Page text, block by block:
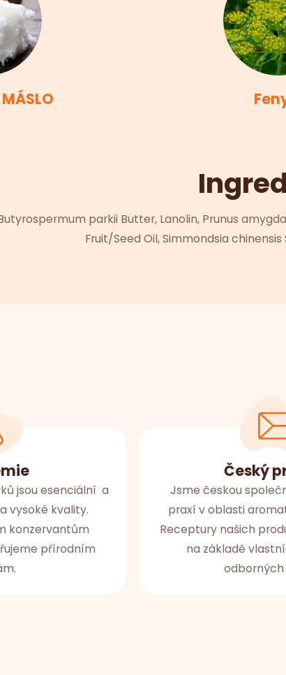
parkii Butter, Lanolin, Prunus
Fruit/Seed Oil, Simmondsia
jsou esenciální a
vysoké kvality.
konzervantům
přírodním
Český
Jsme českou
praxí v oblasti
Receptury našich
na základě